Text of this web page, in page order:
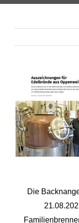
Zeige
grösseres
Bild
Die